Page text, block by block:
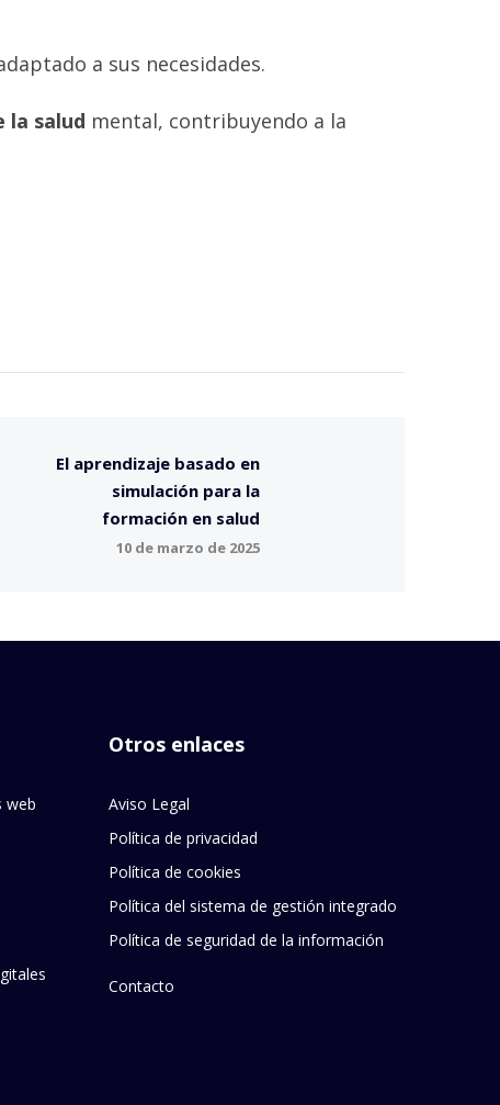
a sus necesidades.
la salud mental, contribuyendo a la
El aprendizaje basado en
simulación para la
formación en salud
10 de marzo de 2025
web
Otros enlaces
Aviso Legal
Política de privacidad
Política de cookies
Política del sistema de gestión integrado
Política de seguridad de la información
Contacto